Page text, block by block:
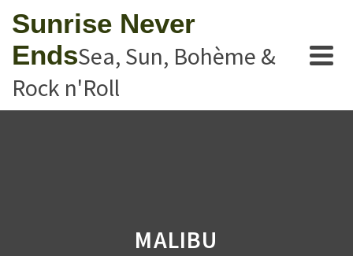
Sunrise Never
EndsSea, Sun, Bohème &
Rock n'Roll
MALIBU